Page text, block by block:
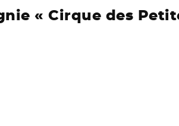
« Cirque des